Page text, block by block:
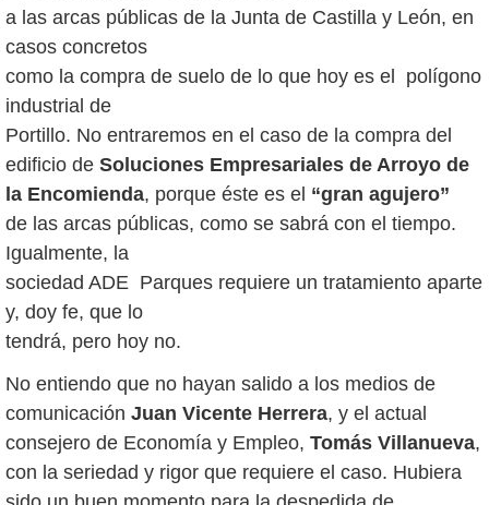
a las arcas públicas de la Junta de Castilla y León, en
casos concretos
como la compra de suelo de lo que hoy es el polígono
industrial de
Portillo. No entraremos en el caso de la compra del
edificio de Soluciones Empresariales de Arroyo de
la Encomienda, porque éste es el “gran agujero”
de las arcas públicas, como se sabrá con el tiempo.
Igualmente, la
sociedad ADE Parques requiere un tratamiento aparte
y, doy fe, que lo
tendrá, pero hoy no.
No entiendo que no hayan salido a los medios de
comunicación Juan Vicente Herrera, y el actual
consejero de Economía y Empleo, Tomás Villanueva,
con la seriedad y rigor que requiere el caso. Hubiera